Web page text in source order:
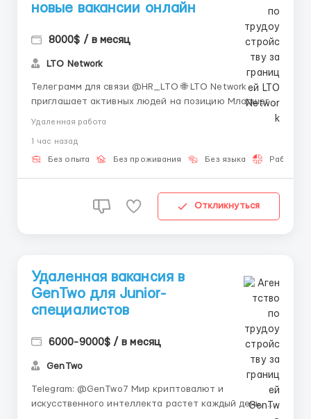
новые вакансии онлайн
8000$ / в месяц
LTO Network
Телеграмм для связи @HR_LTO 🌐 LTO Network
приглашает активных людей на позицию Младшего
специалиста поддержки. Полная или частичная
современном мире работа онлайн стала настоящим
трендом. Она особенно актуальна для тех, кто
Удаленная работа
1 час назад
Без опыта Без проживания Без языка Работа
Откликнуться
Удаленная вакансия в
GenTwo для Junior-
специалистов
6000-9000$ / в месяц
GenTwo
Telegram: @GenTwo7 Мир криптовалют и
искусственного интеллекта растет каждый день, и